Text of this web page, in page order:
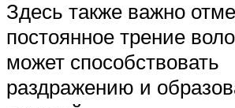
Здесь также важно
постоянное трение
может способствовать
раздражению и